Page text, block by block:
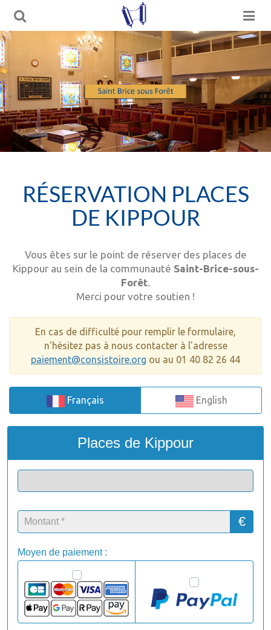
RÉSERVATION PLACES
DE KIPPOUR
Vous êtes sur le point de réserver des places de
Kippour au sein de la communauté Saint-Brice-sous-
Forêt.
Merci pour votre soutien !
En cas de difficulté pour remplir le formulaire,
n'hésitez pas à nous contacter à l'adresse
paiement@consistoire.org ou au 01 40 82 26 44
Français English
Places de Kippour
€
Moyen de paiement :